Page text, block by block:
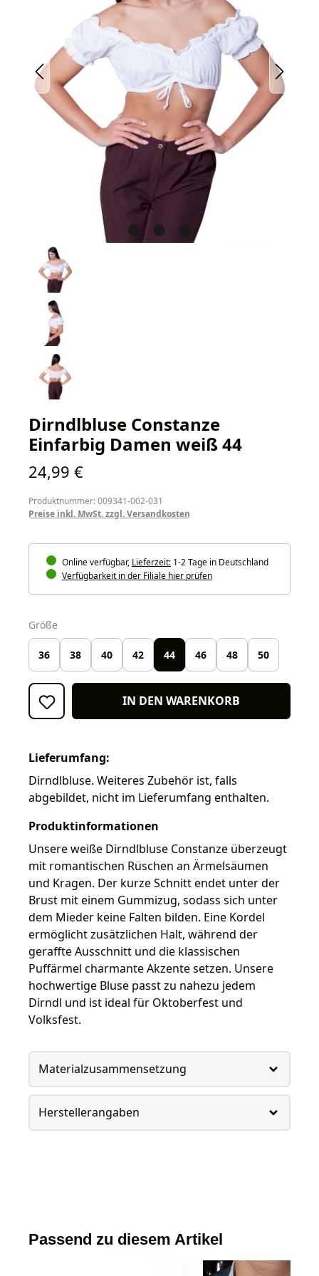
Dirndlbluse Constanze
Einfarbig Damen weiß 44
Regulärer Preis:
24,99 €
Produktnummer: 009341-002-031
Preise inkl. MwSt. zzgl. Versandkosten
Online verfügbar, Lieferzeit: 1-2 Tage in Deutschland
Verfügbarkeit in der Filiale hier prüfen
Größe
36 38 40 42 44 46 48 50
IN DEN WARENKORB
Lieferumfang:
Dirndlbluse. Weiteres Zubehör ist, falls
abgebildet, nicht im Lieferumfang enthalten.
Produktinformationen
Unsere weiße Dirndlbluse Constanze überzeugt
mit romantischen Rüschen an Ärmelsäumen
und Kragen. Der kurze Schnitt endet unter der
Brust mit einem Gummizug, sodass sich unter
dem Mieder keine Falten bilden. Eine Kordel
ermöglicht zusätzlichen Halt, während der
geraffte Ausschnitt und die klassischen
Puffärmel charmante Akzente setzen. Unsere
hochwertige Bluse passt zu nahezu jedem
Dirndl und ist ideal für Oktoberfest und
Volksfest.
Materialzusammensetzung
Herstellerangaben
Passend zu diesem Artikel